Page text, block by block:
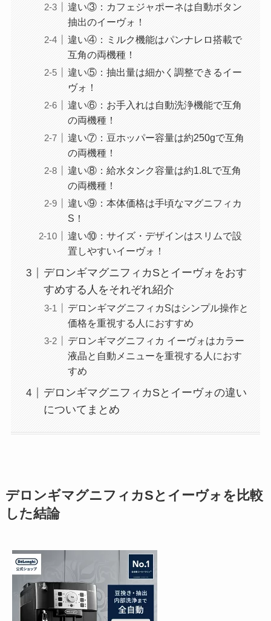
違い③：カフェジャポーネは自動ボタン
抽出のイーヴォ！
違い④：ミルク機能はパンナレロ搭載で
互角の両機種！
違い⑤：抽出量は細かく調整できるイー
ヴォ！
違い⑥：お手入れは自動洗浄機能で互角
の両機種！
違い⑦：豆ホッパー容量は約250gで互角
の両機種！
違い⑧：給水タンク容量は約1.8Lで互角
の両機種！
違い⑨：本体価格は手頃なマグニフィカ
S！
違い⑩：サイズ・デザインはスリムで設
置しやすいイーヴォ！
デロンギマグニフィカSとイーヴォをおす
すめする人をそれぞれ紹介
デロンギマグニフィカSはシンプル操作と
価格を重視する人におすすめ
デロンギマグニフィカ イーヴォはカラー
液晶と自動メニューを重視する人におす
すめ
デロンギマグニフィカSとイーヴォの違い
についてまとめ
デロンギマグニフィカSとイーヴォを比較
した結論